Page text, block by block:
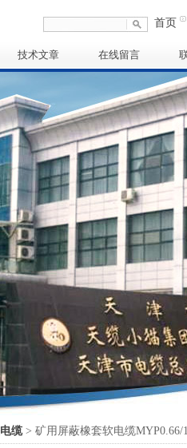
首页
技术文章 在线留言
缆> 矿用屏蔽橡套软电缆MYP0.66/